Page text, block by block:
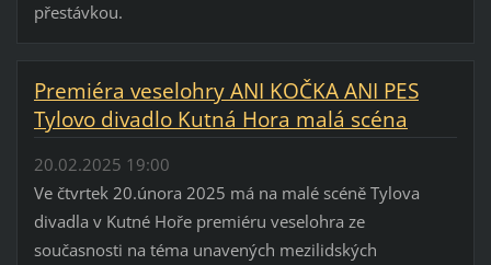
přestávkou.
Premiéra veselohry ANI KOČKA ANI PES
Tylovo divadlo Kutná Hora malá scéna
20.02.2025 19:00
Ve čtvrtek 20.února 2025 má na malé scéně Tylova
divadla v Kutné Hoře premiéru veselohra ze
současnosti na téma unavených mezilidských